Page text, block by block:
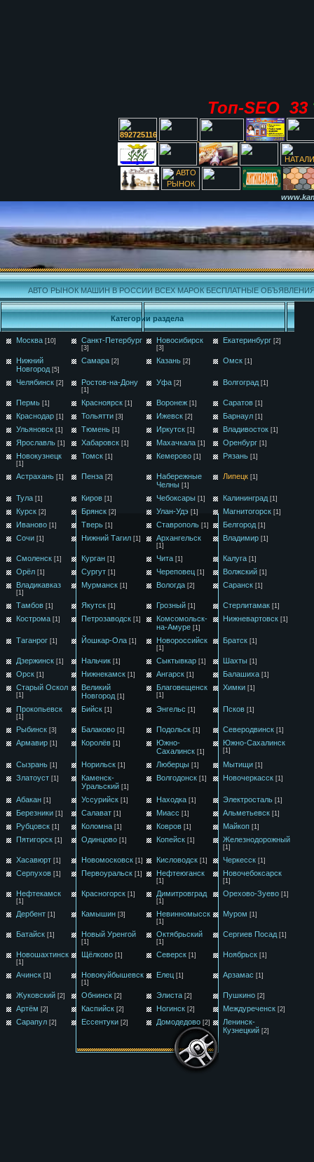
Топ-SEO 33
АВТО РЫНОК МАШИН В РОССИИ ВСЕХ МАРОК БЕСПЛАТНЫЕ
Категории раздела
Москва [10] Санкт-Петербург
[3]
Новосибирск
[3]
Екатеринбург [2]
Нижний
Новгород [5]
Самара [2] Казань [2] Омск [1]
Челябинск [2] Ростов-на-Дону
[1]
Уфа [2] Волгоград [1]
Пермь [1] Красноярск [1] Воронеж [1] Саратов [1]
Краснодар [1] Тольятти [3] Ижевск [2] Барнаул [1]
Ульяновск [1] Тюмень [1] Иркутск [1] Владивосток [1]
Ярославль [1] Хабаровск [1] Махачкала [1] Оренбург [1]
Новокузнецк
[1]
Томск [1] Кемерово [1] Рязань [1]
Астрахань [1] Пенза [2]
Набережные
Челны [1]
Липецк [1]
Тула [1] Киров [1] Чебоксары [1] Калининград [1]
Курск [2] Брянск [2] Улан-Удэ [1] Магнитогорск [1]
Иваново [1] Тверь [1] Ставрополь [1] Белгород [1]
Сочи [1] Нижний Тагил [1] Архангельск
[1]
Владимир [1]
Смоленск [1] Курган [1] Чита [1] Калуга [1]
Орёл [1] Сургут [1] Череповец [1] Волжский [1]
Владикавказ
[1]
Мурманск [1] Вологда [2] Саранск [1]
Тамбов [1] Якутск [1] Грозный [1] Стерлитамак [1]
Кострома [1] Петрозаводск [1]
Комсомольск-
на-Амуре [1]
Нижневартовск [1]
Таганрог [1] Йошкар-Ола [1] Новороссийск
[1]
Братск [1]
Дзержинск [1] Нальчик [1] Сыктывкар [1] Шахты [1]
Орск [1] Нижнекамск [1] Ангарск [1] Балашиха [1]
Старый Оскол
[1]
Великий
Новгород [1]
Благовещенск
[1]
Химки [1]
Прокопьевск
[1]
Бийск [1] Энгельс [1] Псков [1]
Рыбинск [3] Балаково [1] Подольск [1] Северодвинск [1]
Армавир [1] Королёв [1]
Южно-
Сахалинск [1]
Южно-Сахалинск
[1]
Сызрань [1] Норильск [1] Люберцы [1] Мытищи [1]
Златоуст [1]
Каменск-
Уральский [1]
Волгодонск [1] Новочеркасск [1]
Абакан [1] Уссурийск [1] Находка [1] Электросталь [1]
Березники [1] Салават [1] Миасс [1] Альметьевск [1]
Рубцовск [1] Коломна [1] Ковров [1] Майкоп [1]
Пятигорск [1] Одинцово [1] Копейск [1] Железнодорожный
[1]
Хасавюрт [1] Новомосковск [1] Кисловодск [1] Черкесск [1]
Серпухов [1] Первоуральск [1] Нефтеюганск
[1]
Новочебоксарск
[1]
Нефтекамск
[1]
Красногорск [1] Димитровград
[1]
Орехово-Зуево [1]
Дербент [1] Камышин [3] Невинномысск
[1]
Муром [1]
Батайск [1] Новый Уренгой
[1]
Октябрьский
[1]
Сергиев Посад [1]
Новошахтинск
[1]
Щёлково [1] Северск [1] Ноябрьск [1]
Ачинск [1] Новокуйбышевск
[1]
Елец [1] Арзамас [1]
Жуковский [2] Обнинск [2] Элиста [2] Пушкино [2]
Артём [2] Каспийск [2] Ногинск [2] Междуреченск [2]
Сарапул [2] Ессентуки [2] Домодедово [2]
Ленинск-
Кузнецкий [2]